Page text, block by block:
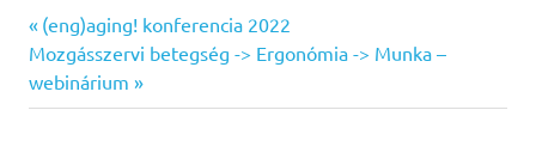
ergonómia
OHCOW
on-
line
Bejegyzés
navigáció
Previous
Post:
(eng)aging! konferencia 2022
Next
Post:
Mozgásszervi betegség -> Ergonómia -> Munka –
webinárium